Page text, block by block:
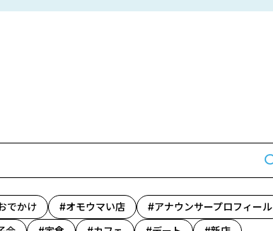
でかけ オモウマい店
アナウンサープロフィール